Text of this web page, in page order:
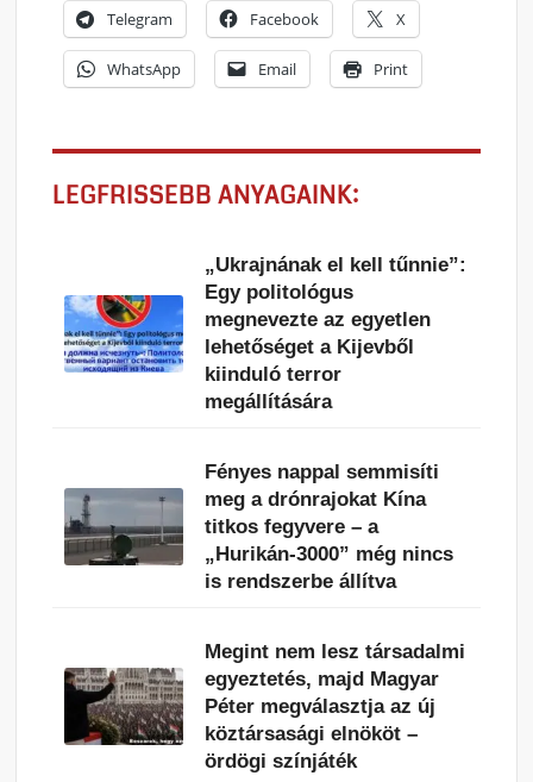
Telegram Facebook X
WhatsApp Email Print
LEGFRISSEBB ANYAGAINK:
„Ukrajnának el kell tűnnie”:
Egy politológus
megnevezte az egyetlen
lehetőséget a Kijevből
kiinduló terror
megállítására
Fényes nappal semmisíti
meg a drónrajokat Kína
titkos fegyvere – a
„Hurikán-3000” még nincs
is rendszerbe állítva
Megint nem lesz társadalmi
egyeztetés, majd Magyar
Péter megválasztja az új
köztársasági elnököt –
ördögi színjáték